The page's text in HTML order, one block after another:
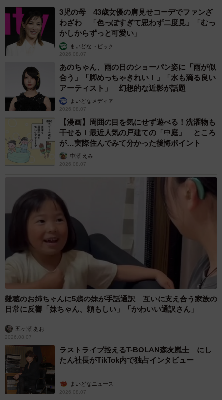
3児の母 43歳女優の肩見せコーデでファンざ
わざわ 「色っぽすぎて思わず二度見」「むっ
かしからずっと可愛い」
まいどなトピック
2026.08.07
あのちゃん、雨の日のショーパン姿に「雨が似
合う」「脚めっちゃきれい！」「水も滴る良い
アーティスト」 幻想的な近影が話題
まいどなメディア
2026.08.07
【漫画】周囲の目を気にせず遊べる！洗濯物も
干せる！最近人気の戸建ての「中庭」 ところ
が…実際住んでみて分かった後悔ポイント
中瀬 えみ
2026.08.07
難聴のお姉ちゃんに5歳の妹が手話通訳 互いに支え合う家族の
日常に反響「妹ちゃん、頼もしい」「かわいい通訳さん」
五ヶ瀬 あお
2026.08.07
ラストライブ控えるT-BOLAN森友嵐士 にし
たん社長がTikTok内で独占インタビュー
まいどなニュース
2026.08.07